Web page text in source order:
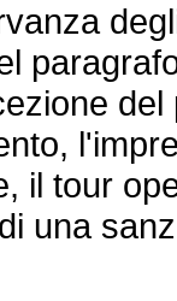
il tour
una